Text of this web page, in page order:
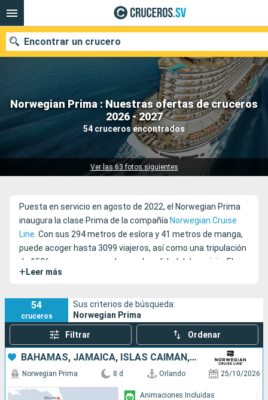
Norwegian Prima : Nuestras ofertas de cruceros
2026 - 2027
54 cruceros encontrados
Ver las 63 fotos siguientes
Encontrar un crucero
Nuestros destinos
Fecha de salida
Puesta en servicio en agosto de 2022, el Norwegian Prima
inaugura la clase Prima de la compañía Norwegian Cruise
Line. Con sus 294 metros de eslora y 41 metros de manga,
puede acoger hasta 3099 viajeros, así como una tripulación
de 1506 personas que velan por la calidad del servicio. El
Norwegian Prima está diseñado para ofrecerte una
entretenimientos cautivadores y una oferta gastronómica
sabrosa y variada. Cuenta con un sister-ship, el
+ Leer más
54
cruceros
Sus criterios de búsqueda:
Norwegian Prima
Filtrar Ordenar
BAHAMAS, JAMAICA, ISLAS CAIMÁN, MÉXICO, ESTADOS UNIDOS
Norwegian Prima 8 d Orlando 25/10/2026
Animaciones Incluidas